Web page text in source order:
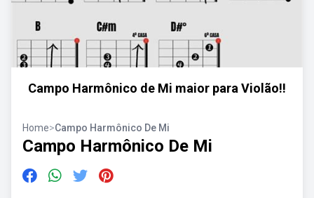
Campo Harmônico de Mi maior para Violão!!
Home>Campo Harmônico De Mi
Campo Harmônico De Mi